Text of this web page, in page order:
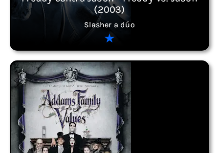
(2003)
Slasher a dúo